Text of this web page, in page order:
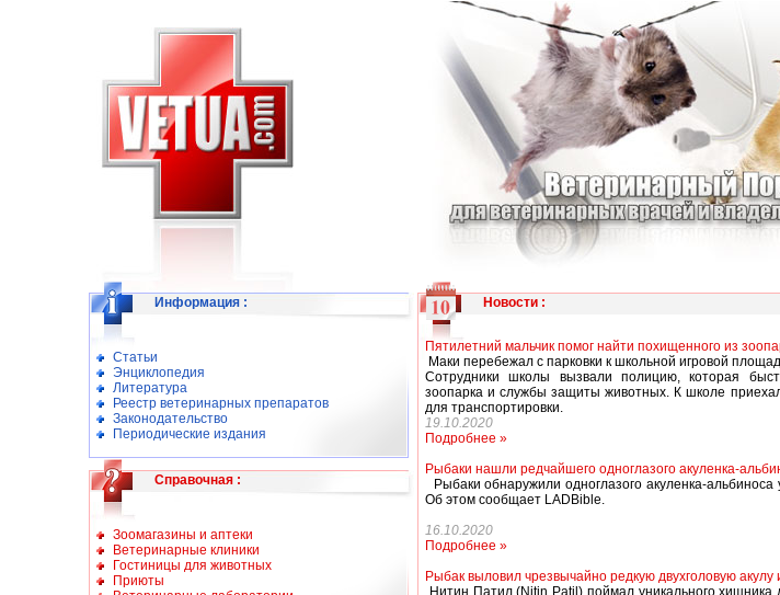
Информация :
Статьи
Энциклопедия
Литература
Реестр ветеринарных препаратов
Законодательство
Периодические издания
Справочная :
Зоомагазины и аптеки
Ветеринарные клиники
Гостиницы для животных
Приюты
Новости :
Пятилетний мальчик помог найти похищенного из
Маки перебежал с парковки к школьной игровой
Сотрудники школы вызвали полицию, которая
зоопарка и службы защиты животных. К школе
для транспортировки.
19.10.2020
Подробнее »
Рыбаки нашли редчайшего одноглазого акуленка-
Рыбаки обнаружили одноглазого акуленка-
Об этом сообщает LADBible.
16.10.2020
Подробнее »
Рыбак выловил чрезвычайно редкую двухголовую акулу
Нитин Патил (Nitin Patil) поймал уникального